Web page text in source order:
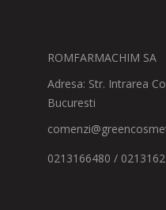
ROMFARMACHIM SA
Adresa: Str. Intrarea
Bucuresti
0213166480 /